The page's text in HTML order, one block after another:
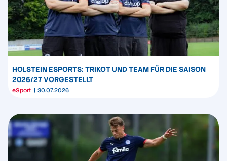
HOLSTEIN ESPORTS: TRIKOT UND TEAM FÜR DIE SAISON
2026/27 VORGESTELLT
eSport 30.07.2026